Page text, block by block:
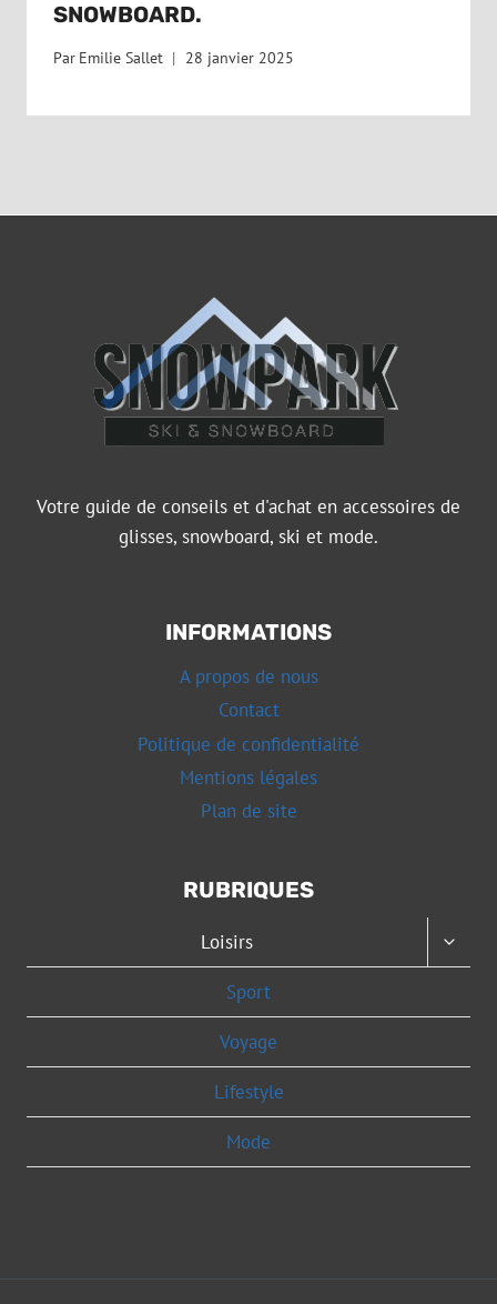
SNOWBOARD.
Par Emilie Sallet 28 janvier 2025
Votre guide de conseils et d'achat en accessoires de
glisses, snowboard, ski et mode.
INFORMATIONS
A propos de nous
Contact
Politique de confidentialité
Mentions légales
Plan de site
RUBRIQUES
Loisirs
Sport
Voyage
Lifestyle
Mode